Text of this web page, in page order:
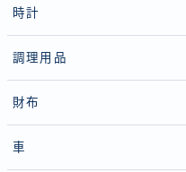
時計
調理用品
財布
車